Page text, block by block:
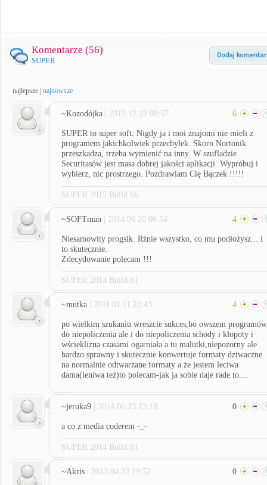
Komentarze (56)
SUPER
najlepsze najnowsze
~Kozodójka | 2015.12.22 08:57 6
SUPER to super soft. Nigdy ja i moi znajomi nie mieli z
programem jakichkolwiek przechyłek. Skoro Nortonik
przeszkadza, trzeba wymienić na inny. W szufladzie
Securitasów jest masa dobrej jakości aplikacji. Wypróbuj i
wybierz, nic prostrzego. Pozdrawiam Cię Bączek !!!!!
SUPER 2015 Build 66
~SOFTman | 2014.06.20 06:54 4
Niesamowity progsik. Rżnie wszystko, co mu podłożysz... i
to skutecznie.
Zdecydowanie polecam !!!
SUPER 2014 Build 61
~mutka | 2011.01.11 22:43 4
po wielkim szukaniu wreszcie sukces,bo owszem programów
do niepoliczenia ale i do niepoliczenia schody i kłopoty i
wścieklizna czasami ogarniała a tu malutki,niepozorny ale
bardzo sprawny i skutecznie konwertuje formaty dziwaczne
na normalnie odtwarzane formaty a że jestem leciwa
dama(leniwa też)to polecam-jak ja sobie daje rade to....
~jeruka9 | 2014.06.23 13:18 0
a co z media coderem -_-
SUPER 2014 Build 61
~Akris | 2013.04.22 19:52 0